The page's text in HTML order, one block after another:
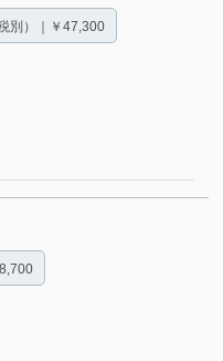
税別）｜￥47,300